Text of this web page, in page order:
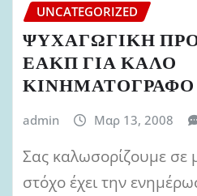
UNCATEGORIZED
ΨΥΧΑΓΩΓΙΚΗ
ΕΑΚΠ ΓΙΑ ΚΑΛΟ
ΚΙΝΗΜΑΤΟΓΡΑΦΟ
admin Μαρ 13, 2008
Σας καλωσορίζουμε σε
στόχο έχει την